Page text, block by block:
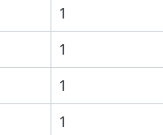
1
1
1
1